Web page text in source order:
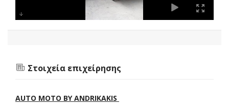
Στοιχεία επιχείρησης
AUTO MOTO BY ANDRIKAKIS